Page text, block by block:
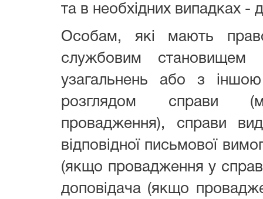
та в необхідних випадках -
Особам, які мають
службовим становищем
узагальнень або з
розглядом справи
провадження), справи
відповідної письмової
(якщо провадження у
доповідача (якщо